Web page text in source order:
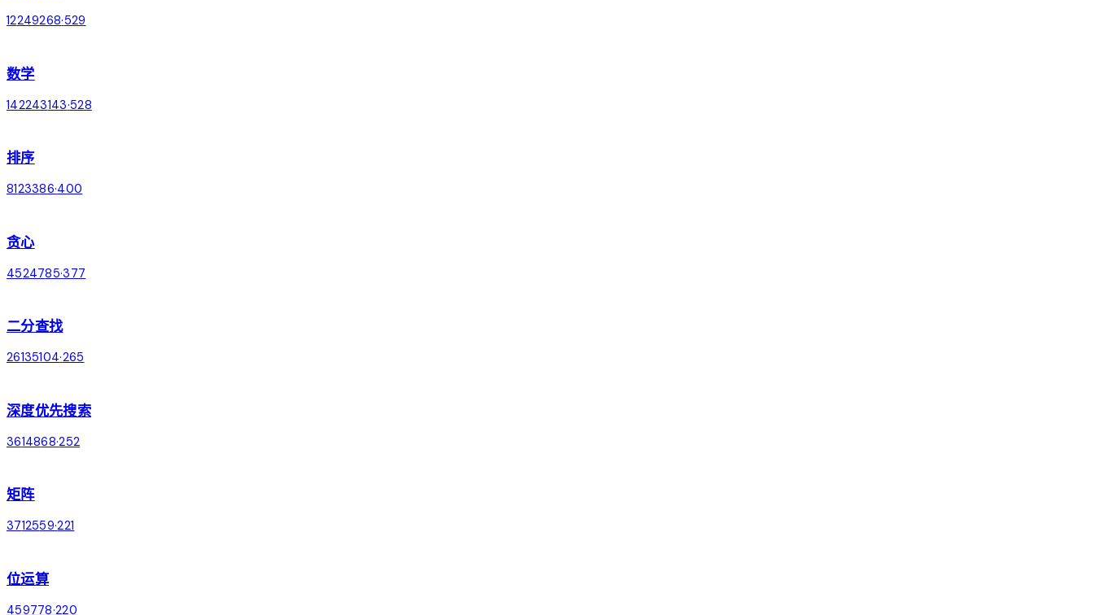
12249268·529
数学
142243143·528
排序
8123386·400
贪心
4524785·377
二分查找
26135104·265
深度优先搜索
3614868·252
矩阵
3712559·221
位运算
459778·220